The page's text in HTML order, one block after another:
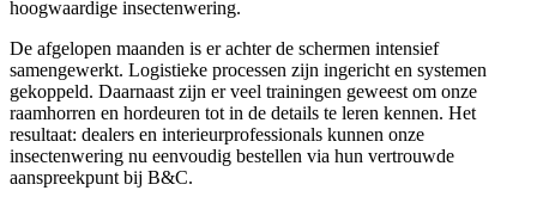
hoogwaardige insectenwering.
De afgelopen maanden is er achter de schermen intensief
samengewerkt. Logistieke processen zijn ingericht en systemen
gekoppeld. Daarnaast zijn er veel trainingen geweest om onze
raamhorren en hordeuren tot in de details te leren kennen. Het
resultaat: dealers en interieurprofessionals kunnen onze
insectenwering nu eenvoudig bestellen via hun vertrouwde
aanspreekpunt bij B&C.